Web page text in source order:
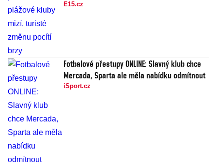
E15.cz
Fotbalové přestupy ONLINE: Slavný klub chce
Mercada, Sparta ale měla nabídku odmítnout
iSport.cz